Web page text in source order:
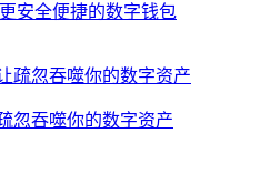
安全便捷的数字钱包
忽吞噬你的数字资产